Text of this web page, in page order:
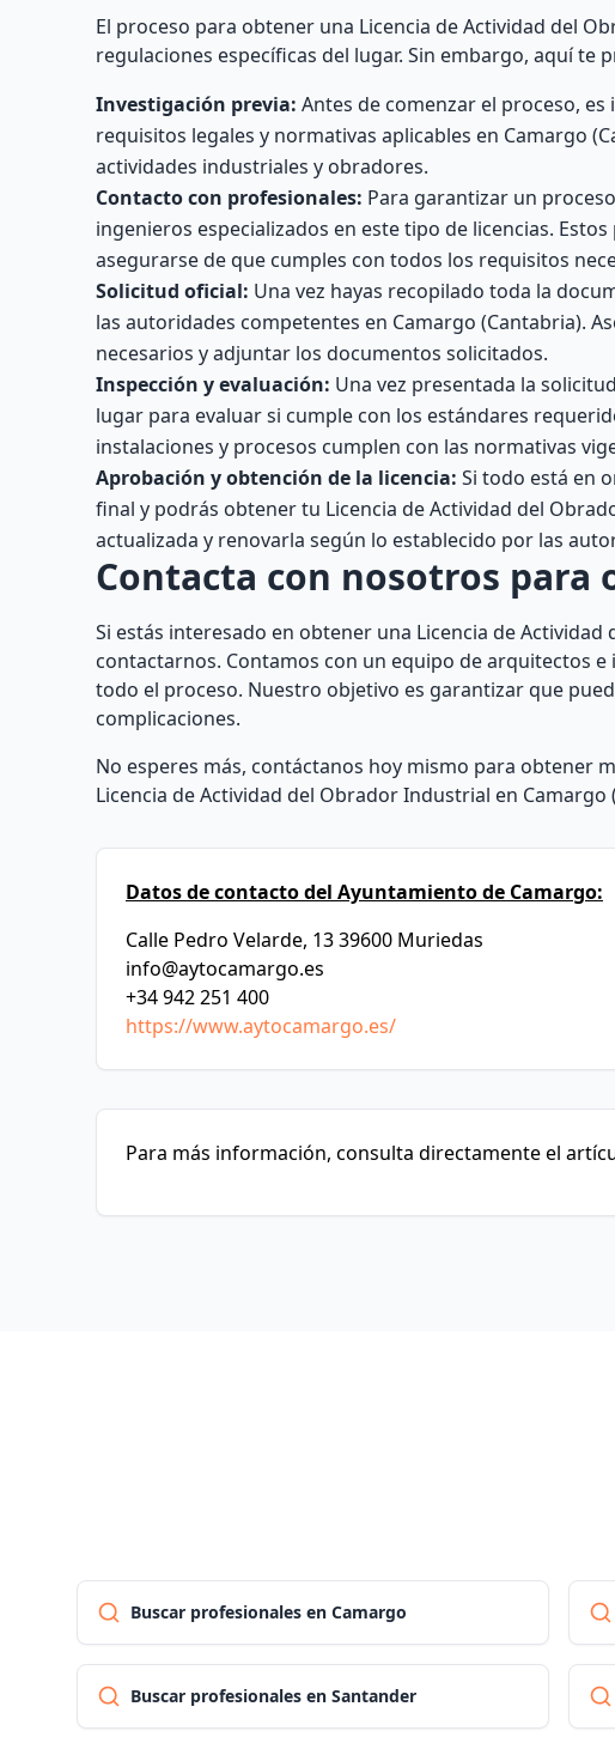
El proceso para obtener una Licencia de Actividad del
regulaciones específicas del lugar. Sin embargo, aquí
Investigación previa: Antes de comenzar el proceso,
requisitos legales y normativas aplicables en Camargo
actividades industriales y obradores.
Contacto con profesionales: Para garantizar un
ingenieros especializados en este tipo de licencias.
asegurarse de que cumples con todos los requisitos
Solicitud oficial: Una vez hayas recopilado toda la
las autoridades competentes en Camargo (Cantabria).
necesarios y adjuntar los documentos solicitados.
Inspección y evaluación: Una vez presentada la
lugar para evaluar si cumple con los estándares
instalaciones y procesos cumplen con las normativas
Aprobación y obtención de la licencia: Si todo está en
final y podrás obtener tu Licencia de Actividad del
actualizada y renovarla según lo establecido por las
Contacta con nosotros
Si estás interesado en obtener una Licencia de
contactarnos. Contamos con un equipo de arquitectos
todo el proceso. Nuestro objetivo es garantizar que
complicaciones.
No esperes más, contáctanos hoy mismo para obtener
Licencia de Actividad del Obrador Industrial en Camargo
Datos de contacto del Ayuntamiento de Camargo:
Calle Pedro Velarde, 13 39600 Muriedas
info@aytocamargo.es
+34 942 251 400
https://www.aytocamargo.es/
Para más información, consulta directamente el
Buscar profesionales en Camargo
Buscar profesionales en Santander